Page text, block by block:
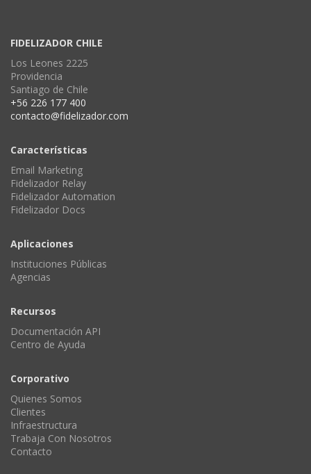
FIDELIZADOR CHILE
Los Leones 2225
Providencia
Santiago de Chile
+56 226 177 400
contacto@fidelizador.com
Características
Email Marketing
Fidelizador Relay
Fidelizador Automation
Fidelizador Docs
Aplicaciones
Instituciones Públicas
Agencias
Recursos
Documentación API
Centro de Ayuda
Corporativo
Quienes Somos
Clientes
Infraestructura
Trabaja Con Nosotros
Contacto